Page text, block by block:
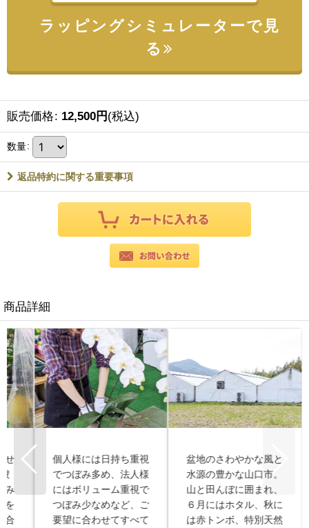
ラッピングシミュレーターで見
る
販売価格: 12,500円(税込)
数量:
返品特約に関する重要事項
商品詳細
通常の２倍の時間をか
けて、たっぷりと養分
を蓄えたツヤツヤ肉厚
の葉。直前まで農園で
育てるから、新鮮で花
通常の胡蝶蘭は葉の枚
数が３〜５枚程度です
が、この写真の胡蝶蘭
は１０枚以上。葉の枚
数が多いほど、時間が